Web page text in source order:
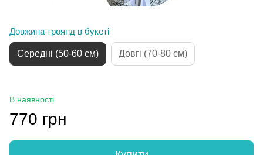
Довжина троянд в букеті
Середні (50-60 см) Довгі (70-80 см)
В наявності
770 грн